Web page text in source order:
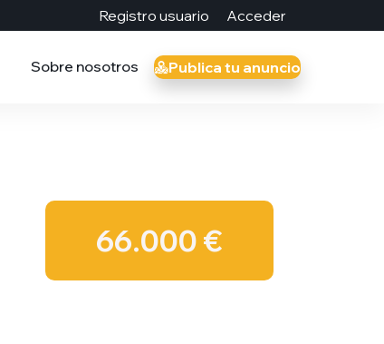
Registro usuario Acceder
Sobre nosotros Publica tu anuncio
66.000 €